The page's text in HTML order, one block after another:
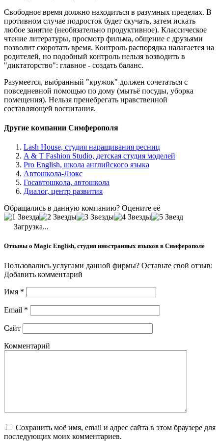
Свободное время должно находиться в разумных пределах. В
противном случае подросток будет скучать, затем искать
любое занятие (необязательно продуктивное). Классическое
чтение литературы, просмотр фильма, общение с друзьями
позволит скоротать время. Контроль распорядка налагается на
родителей, но подобный контроль нельзя возводить в
"диктаторство": главное - создать баланс.
Разумеется, выбранный "кружок" должен сочетаться с
повседневной помощью по дому (мытьё посуды, уборка
помещения). Нельзя пренебрегать нравственной
составляющей воспитания.
Другие компании Симферополя
Lash House, студия наращивания ресниц
A & T Fashion Studio, детская студия моделей
Pro English, школа английского языка
Автошкола-Люкс
Госавтошкола, автошкола
Диалог, центр развития
Обращались в данную компанию? Оцените её
Загрузка...
Отзывы о Magic English, студия иностранных языков в Симферополе
Пользовались услугами данной фирмы? Оставьте свой отзыв:
Добавить комментарий
Имя *
Email *
Сайт
Комментарий
Сохранить моё имя, email и адрес сайта в этом браузере для
последующих моих комментариев.